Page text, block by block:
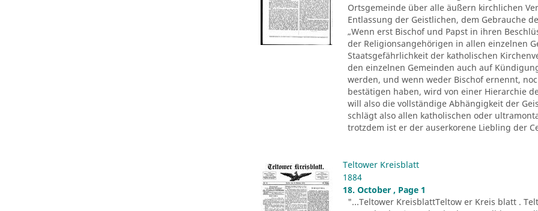
Ortsgemeinde über alle äußern kirchlichen
Entlassung der Geistlichen, dem Gebrauche
„Wenn erst Bischof und Papst in ihren
der Religionsangehörigen in allen einzelnen
Staatsgefährlichkeit der katholischen
den einzelnen Gemeinden auch auf
werden, und wenn weder Bischof ernennt,
bestätigen haben, wird von einer Hierarchie
will also die vollständige Abhängigkeit der
schlägt also allen katholischen oder
trotzdem ist er der auserkorene Liebling der
Teltower Kreisblatt
1884
18. October , Page 1
"...Teltower KreisblattTeltow er Kreis blatt .